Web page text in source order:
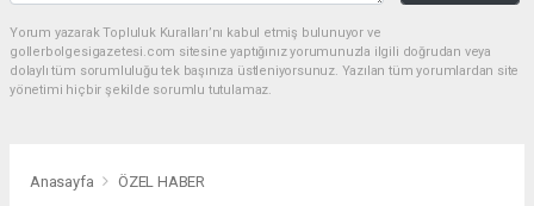
Yorum yazarak Topluluk Kuralları’nı kabul etmiş bulunuyor ve
gollerbolgesigazetesi.com sitesine yaptığınız yorumunuzla ilgili doğrudan veya
dolaylı tüm sorumluluğu tek başınıza üstleniyorsunuz. Yazılan tüm yorumlardan site
yönetimi hiçbir şekilde sorumlu tutulamaz.
Anasayfa ÖZEL HABER